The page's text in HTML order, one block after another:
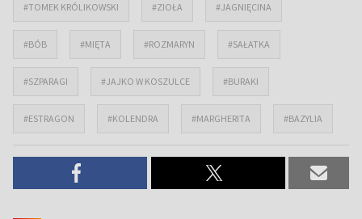
#TOMEK KRÓLIKOWSKI #ZIOŁA #JAGNIĘCINA
#BÓB #MIĘTA #ROZMARYN #SAŁATKA
#SZPARAGI #JAJKO W KOSZULCE #BURAKI
#ESTRAGON #KOLENDRA #MARGHERITA #BAZYLIA